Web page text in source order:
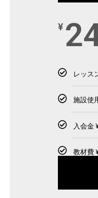
¥
レッス
施設使
入会金
教材費